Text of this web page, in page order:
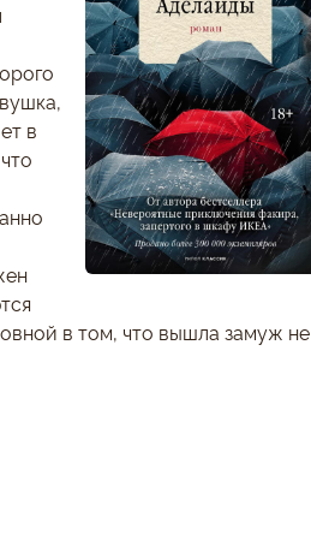
в
в том, что вышла замуж не